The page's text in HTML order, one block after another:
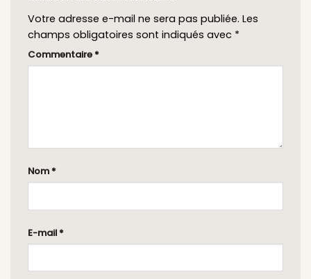
Votre adresse e-mail ne sera pas publiée. Les
champs obligatoires sont indiqués avec *
Commentaire *
Nom *
E-mail *